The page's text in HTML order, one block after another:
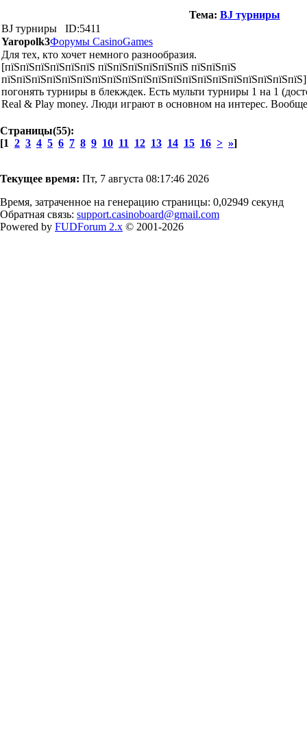
Тема: BJ турниры
BJ турниры
ID:5411
Yaropolk3Форумы CasinoGames
Для тех, кто хочет немного разнообразия.
[пїЅпїЅпїЅпїЅпїЅпїЅ пїЅпїЅпїЅпїЅпїЅпїЅ пїЅпїЅпїЅ
погонять турниры в блекждек. Есть мульти турниры 1 на 1
Real & Play money. Люди играют в основном на интерес.
Страницы(55):
[1 2 3 4 5 6 7 8 9 10 11 12 13 14 15 16 > »]
Текущее время: Пт, 7 августа 08:17:46 2026
Время, затраченное на генерацию страницы: 0,02949 секунд
Обратная связь: support.casinoboard@gmail.com
Powered by FUDForum 2.x © 2001-2026